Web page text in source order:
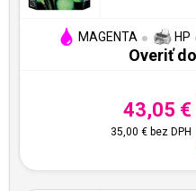
MAGENTA HP
Overiť
43,05 €
35,00 € bez DPH